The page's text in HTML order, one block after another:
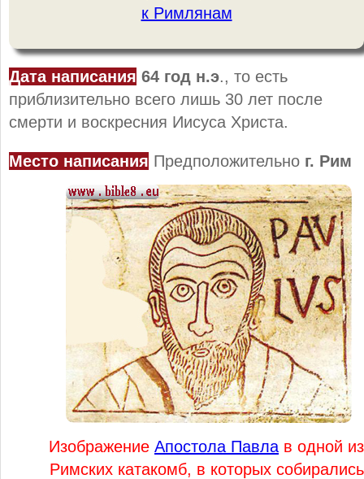
к Римлянам
Дата написания 64 год н.э., то есть
приблизительно всего лишь 30 лет после
смерти и воскресния Иисуса Христа.
Место написания Предположительно г. Рим
Изображение Апостола Павла в одной из
Римских катакомб, в которых собирались